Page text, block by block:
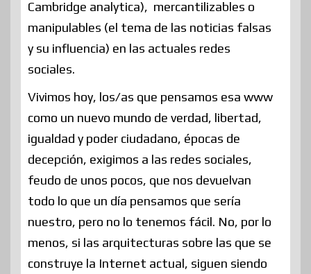
Cambridge analytica), mercantilizables o
manipulables (el tema de las noticias falsas
y su influencia) en las actuales redes
sociales.
Vivimos hoy, los/as que pensamos esa www
como un nuevo mundo de verdad, libertad,
igualdad y poder ciudadano, épocas de
decepción, exigimos a las redes sociales,
feudo de unos pocos, que nos devuelvan
todo lo que un día pensamos que sería
nuestro, pero no lo tenemos fácil. No, por lo
menos, si las arquitecturas sobre las que se
construye la Internet actual, siguen siendo